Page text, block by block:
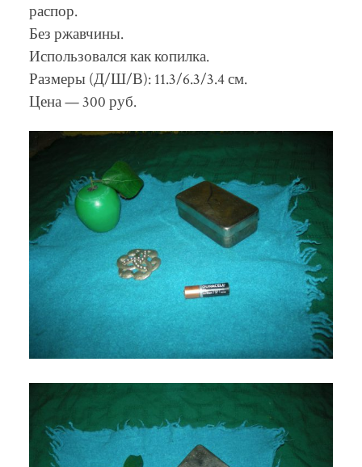
распор.
Без ржавчины.
Использовался как копилка.
Размеры (Д/Ш/В): 11.3/6.3/3.4 см.
Цена — 300 руб.